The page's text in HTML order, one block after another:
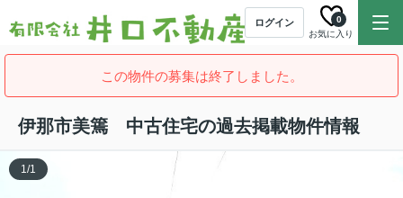
ログイン
お気に入り
0
この物件の募集は終了しました。
伊那市美篶 中古住宅の過去掲載物件情報
1/1